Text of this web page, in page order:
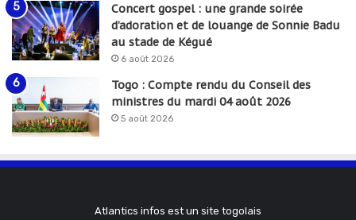
Concert gospel : une grande soirée
d’adoration et de louange de Sonnie Badu
au stade de Kégué
6 août 2026
Togo : Compte rendu du Conseil des
ministres du mardi 04 août 2026
5 août 2026
Atlantics infos est un site togolais